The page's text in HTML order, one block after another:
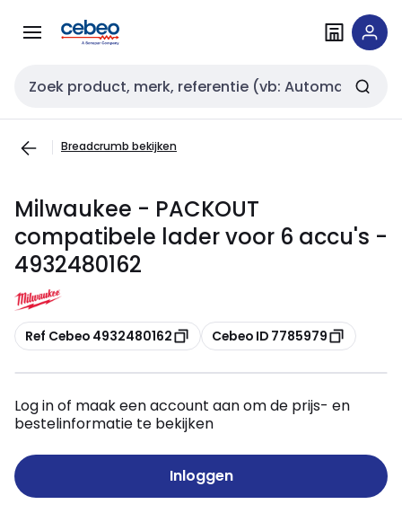
naar
naar
Zoekveld invoer
Breadcrumb bekijken
Milwaukee - PACKOUT
compatibele lader voor 6 accu's -
4932480162
Kopiëren
Ref Cebeo 4932480162 Kopiëren
Cebeo ID 7785979
Log in of maak een account aan om de prijs- en
bestelinformatie te bekijken
Inloggen